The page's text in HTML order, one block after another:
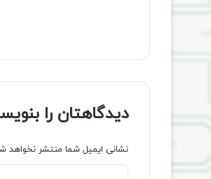
دیدگاهتان را
نشانی ایمیل شما منتشر نخواهد